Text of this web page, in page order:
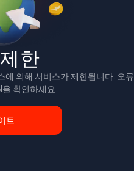
한
에 의해 서비스가 제한됩니다. 오
을 확인하세요
트